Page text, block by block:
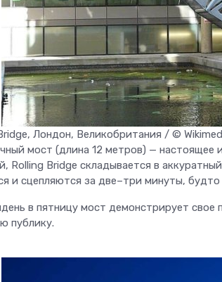
Лондон, Великобритания / ©
мост (длина 12 метров) — настоящее
Rolling Bridge складывается в
и сцепляются за две–три минуты,
в пятницу мост демонстрирует
публику.